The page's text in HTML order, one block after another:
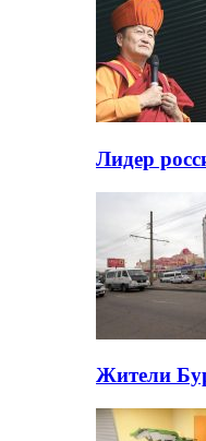
Лидер
Жители